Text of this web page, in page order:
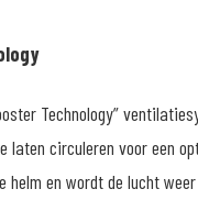
Technology”
laten circuleren voor een
helm en wordt de lucht